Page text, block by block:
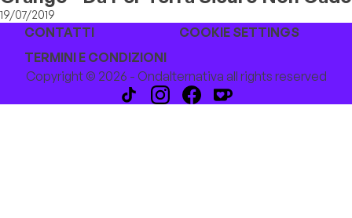
19/07/2019
CONTATTI
COOKIE SETTINGS
TERMINI E CONDIZIONI
Copyright © 2026 - Ondalternativa all rights reserved